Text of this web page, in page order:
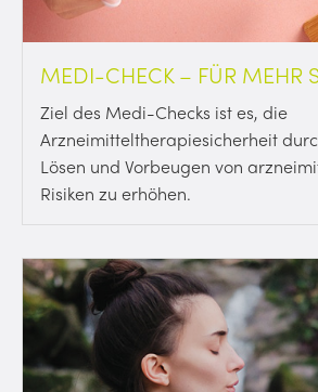
MEDI-CHECK – FÜR MEHR
Ziel des Medi-Checks ist es, die
Arzneimitteltherapiesicherheit
Lösen und Vorbeugen von
Risiken zu erhöhen.